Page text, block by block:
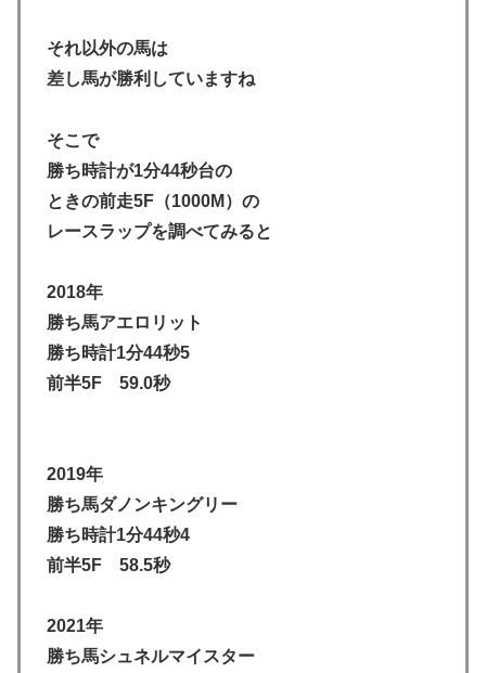
それ以外の馬は
差し馬が勝利していますね
そこで
勝ち時計が1分44秒台の
ときの前走5F（1000M）の
レースラップを調べてみると
2018年
勝ち馬アエロリット
勝ち時計1分44秒5
前半5F 59.0秒
2019年
勝ち馬ダノンキングリー
勝ち時計1分44秒4
前半5F 58.5秒
2021年
勝ち馬シュネルマイスター